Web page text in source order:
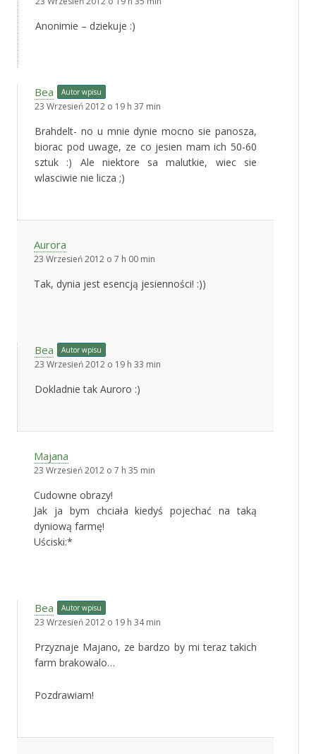
Anonimie – dziekuje :)
Bea Autor wpisu
23 Wrzesień 2012 o 19 h 37 min
Brahdelt- no u mnie dynie mocno sie panosza,
biorac pod uwage, ze co jesien mam ich 50-60
sztuk :) Ale niektore sa malutkie, wiec sie
wlasciwie nie licza ;)
Aurora
23 Wrzesień 2012 o 7 h 00 min
Tak, dynia jest esencją jesienności! :))
Bea Autor wpisu
23 Wrzesień 2012 o 19 h 33 min
Dokladnie tak Auroro :)
Majana
23 Wrzesień 2012 o 7 h 35 min
Cudowne obrazy!
Jak ja bym chciała kiedyś pojechać na taką
dyniową farmę!
Uściski:*
Bea Autor wpisu
23 Wrzesień 2012 o 19 h 34 min
Przyznaje Majano, ze bardzo by mi teraz takich
farm brakowalo…
Pozdrawiam!